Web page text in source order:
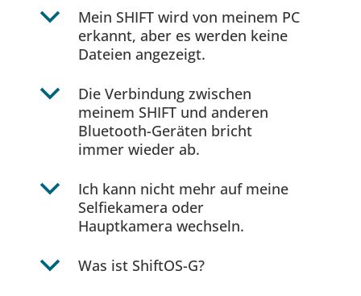
b
Mein SHIFT wird von meinem PC
erkannt, aber es werden keine
Dateien angezeigt.
b
Die Verbindung zwischen
meinem SHIFT und anderen
Bluetooth-Geräten bricht
immer wieder ab.
b
Ich kann nicht mehr auf meine
Selfiekamera oder
Hauptkamera wechseln.
b Was ist ShiftOS-G?